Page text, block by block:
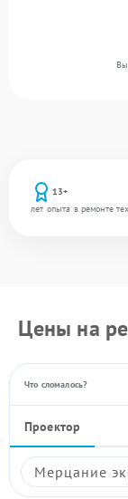
13+
лет опыта в ремонте
Цены на
Что сломалось?
Проектор
Мерцание